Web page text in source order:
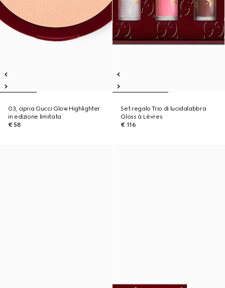
03, cipria Gucci Glow Highlighter
in edizione limitata
€ 58
Set regalo Trio di lucidalabbra
Gloss à Lèvres
€ 116